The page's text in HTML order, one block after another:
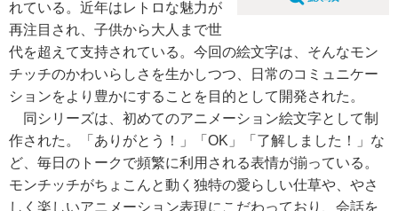
れている。近年はレトロな魅力が
再注目され、子供から大人まで世
代を超えて支持されている。今回の絵文字は、そんなモン
チッチのかわいらしさを生かしつつ、日常のコミュニケー
ションをより豊かにすることを目的として開発された。
同シリーズは、初めてのアニメーション絵文字として制
作された。「ありがとう！」「OK」「了解しました！」な
ど、毎日のトークで頻繁に利用される表情が揃っている。
モンチッチがちょこんと動く独特の愛らしい仕草や、やさ
しく楽しいアニメーション表現にこだわっており、会話を